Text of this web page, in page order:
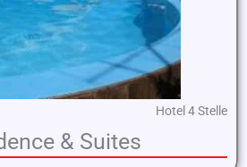
Hotel 4 Stelle
& Suites